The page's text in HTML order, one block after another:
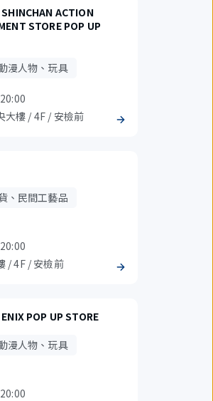
SHINCHAN ACTION
STORE POP UP
漫人物、玩具
大樓 / 4F / 安檢前
、民間工藝品
/ 4F / 安檢前
POP UP STORE
漫人物、玩具